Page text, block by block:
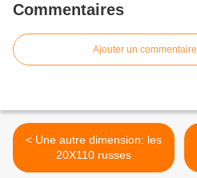
Commentaires
Ajouter un commentaire
< Une autre dimension: les
20X110 russes